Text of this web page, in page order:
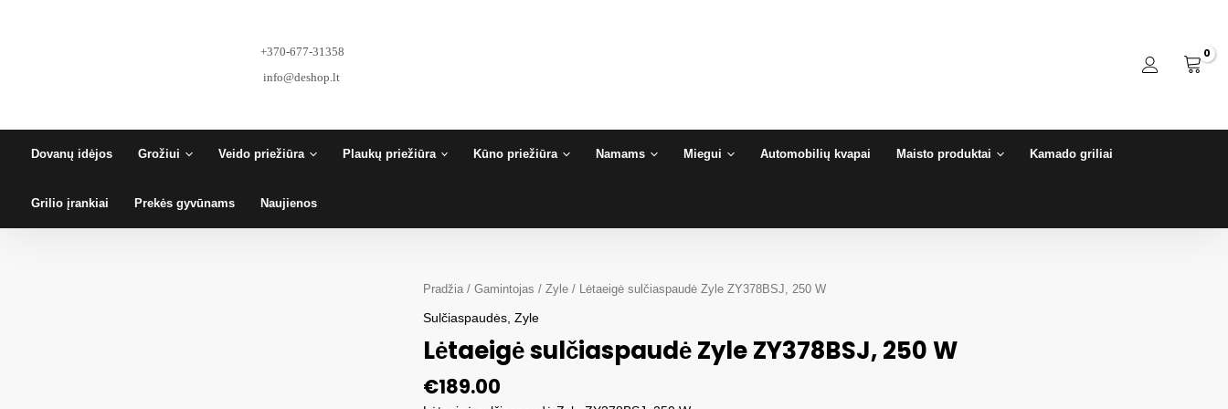
+370-677-31358
info@deshop.lt
Dovanų idėjos Grožiui Veido priežiūra Plaukų priežiūra Kūno priežiūra Namams Miegui Automobilių kvapai Maisto produktai Kamado griliai
Grilio įrankiai Prekės gyvūnams Naujienos
Pradžia /Gamintojas /Zyle / Lėtaeigė sulčiaspaudė Zyle ZY378BSJ, 250 W
Sulčiaspaudės ,Zyle
Lėtaeigė sulčiaspaudė Zyle ZY378BSJ, 250 W
€189.00